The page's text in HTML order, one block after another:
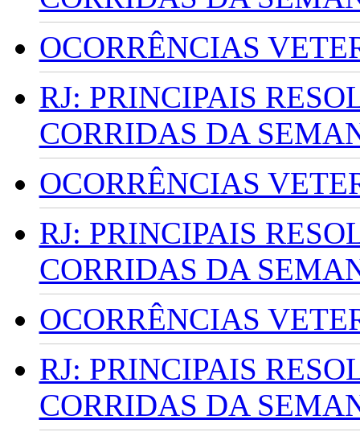
OCORRÊNCIAS
RJ: PRINCIPAIS
CORRIDAS DA
OCORRÊNCIAS
RJ: PRINCIPAIS
CORRIDAS DA
OCORRÊNCIAS
RJ: PRINCIPAIS
CORRIDAS DA